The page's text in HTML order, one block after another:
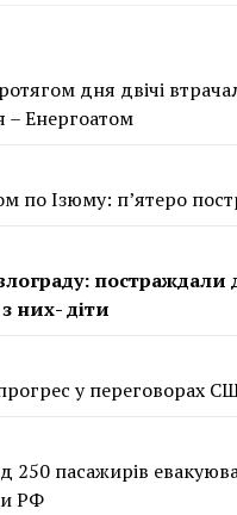
дня двічі
– Енергоатом
по Ізюму: п’ятеро
постраждали
них- діти
у переговорах
250 пасажирів
РФ